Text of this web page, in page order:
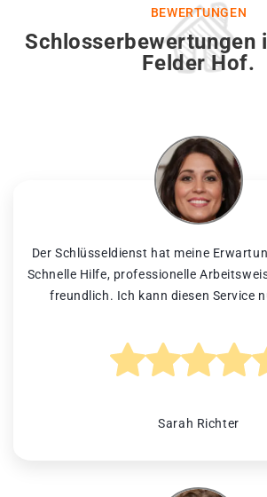
BEWERTUNGEN
Schlosserbewertungen
Felder Hof.
Der Schlüsseldienst hat meine
Schnelle Hilfe, professionelle
freundlich. Ich kann diesen Service
Sarah Richter